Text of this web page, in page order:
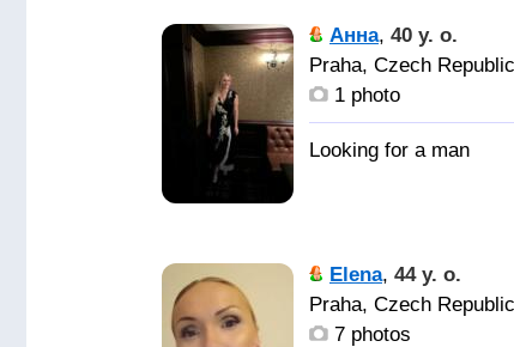
для совместной
Заботливого,
внимательного,
курящего, с алкоголем
между собой. хочется,
чтоб мужчина
мне в глаза и сказал-
Анна, 40 y. o.
Praha, Czech Republic
1 photo
Elena, 44 y. o.
Praha, Czech Republic
7 photos